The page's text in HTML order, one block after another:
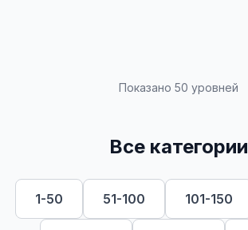
Показано 50 уровней
Все категории
1-50 51-100 101-150